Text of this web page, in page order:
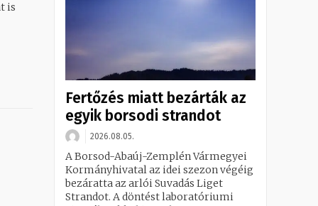
is
Fertőzés miatt bezárták az
egyik borsodi strandot
2026.08.05.
A Borsod-Abaúj-Zemplén Vármegyei
Kormányhivatal az idei szezon végéig
bezáratta az arlói Suvadás Liget
Strandot. A döntést laboratóriumi